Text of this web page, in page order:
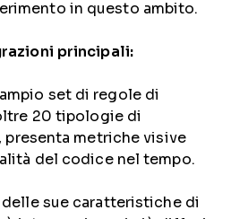
in questo ambito.
principali:
set di regole di
20 tipologie di
metriche visive
del codice nel tempo.
delle sue caratteristiche di